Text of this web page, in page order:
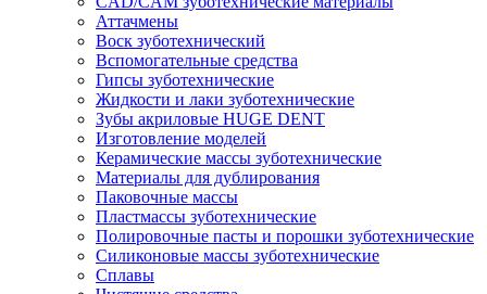
Аттачмены
Воск зуботехнический
Вспомогательные средства
Гипсы зуботехнические
Жидкости и лаки зуботехнические
Зубы акриловые HUGE DENT
Изготовление моделей
Керамические массы зуботехнические
Материалы для дублирования
Паковочные массы
Пластмассы зуботехнические
Полировочные пасты и порошки зуботехнические
Силиконовые массы зуботехнические
Сплавы